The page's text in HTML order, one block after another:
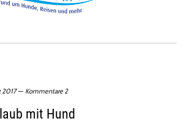
2017 Kommentare 2
mit Hund